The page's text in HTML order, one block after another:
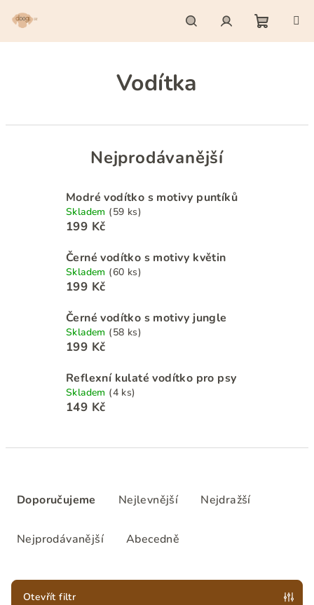
HledatPřihlášení
Vodítka
Nejprodávanější
Modré vodítko s motivy puntíků
Skladem (59 ks)
199 Kč
Černé vodítko s motivy květin
Skladem (60 ks)
199 Kč
Černé vodítko s motivy jungle
Skladem (58 ks)
199 Kč
Reflexní kulaté vodítko pro psy
Skladem (4 ks)
149 Kč
Doporučujeme Nejlevnější Nejdražší
Nejprodávanější Abecedně
Otevřít filtr